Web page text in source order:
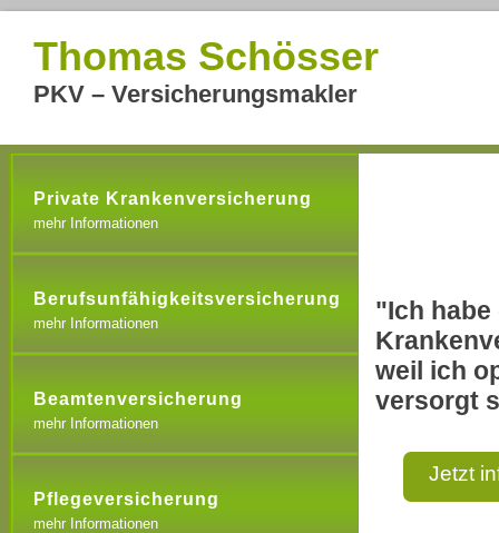
Thomas Schösser
PKV – Versicherungsmakler
Private Krankenversicherung
mehr Informationen
Berufsunfähigkeitsversicherung
mehr Informationen
Beamtenversicherung
mehr Informationen
Pflegeversicherung
mehr Informationen
"Ich habe
weil ich
versorgt
Jetzt